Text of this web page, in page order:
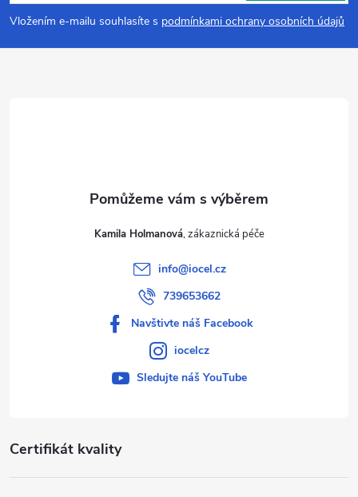
p
a
Vložením e-mailu souhlasíte s podmínkami ochrany osobních údajů
Certifikát kvality
Kamila Holmanová
info@iocel.cz
739653662
Navštivte náš Facebook
iocelcz
Sledujte náš YouTube